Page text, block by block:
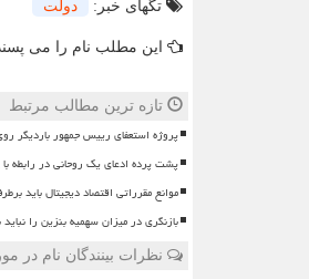
تگهای خبر: دولت
این مطلب نام را می
تازه ترین مطالب مرتبط
پروژه استعفای رییس جمهور باردیگر
پشت پرده ادعای یک روحانی در رابطه با ۲۸ بار استعفای مسعود پزشکیان
موانع مقرراتی اقتصاد دیجیتال باید
بازنگری در میزان سهمیه بنزین را
نظرات بینندگان نام در